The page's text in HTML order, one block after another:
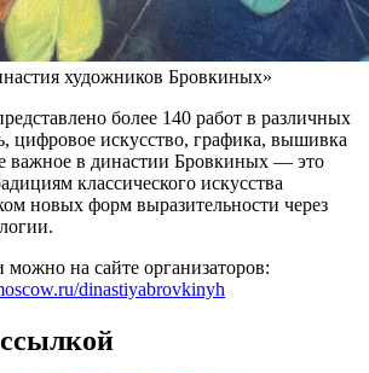
художников Бровкиных»
более 140 работ в различных
цифровое искусство, графика, вышивка
важное в династии Бровкиных — это
классического искусства
новых форм выразительности через
можно на сайте организаторов:
dinastiyabrovkinyh